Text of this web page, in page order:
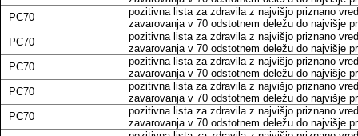
PC70
pozitivna lista za zdravila z najvišjo priznano
zavarovanja v 70 odstotnem deležu do najvišje
PC70
pozitivna lista za zdravila z najvišjo priznano
zavarovanja v 70 odstotnem deležu do najvišje
PC70
pozitivna lista za zdravila z najvišjo priznano
zavarovanja v 70 odstotnem deležu do najvišje
PC70
pozitivna lista za zdravila z najvišjo priznano
zavarovanja v 70 odstotnem deležu do najvišje
PC70
pozitivna lista za zdravila z najvišjo priznano
zavarovanja v 70 odstotnem deležu do najvišje